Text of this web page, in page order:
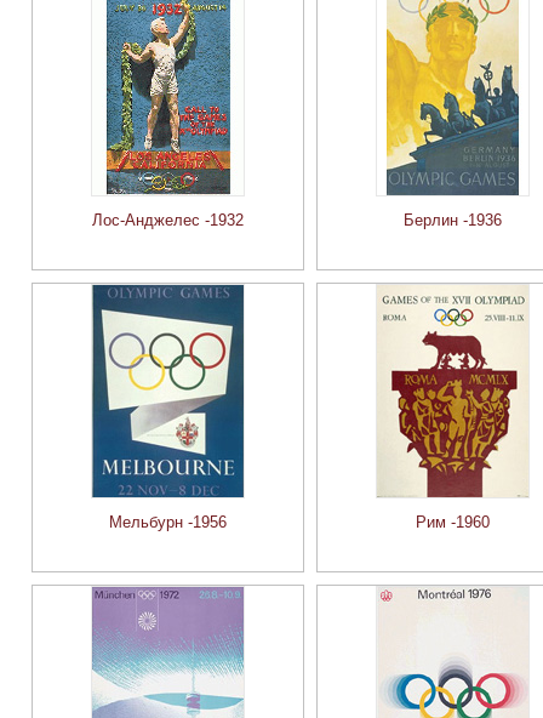
Лос-Анджелес -1932 Берлин -1936
Мельбурн -1956 Рим -1960